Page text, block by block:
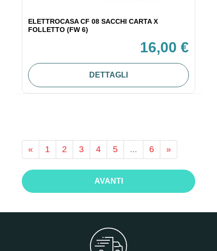
ELETTROCASA CF 08 SACCHI CARTA X
FOLLETTO (FW 6)
16,00 €
DETTAGLI
« 1 2 3 4 5 ... 6 »
AVANTI